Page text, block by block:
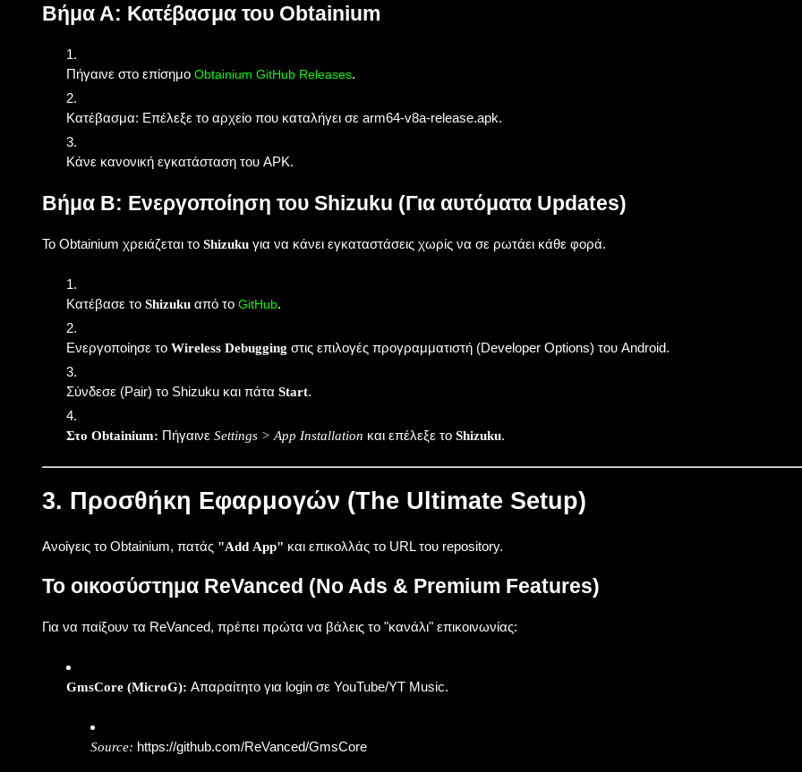
Βήμα Α: Κατέβασμα του Obtainium
Πήγαινε στο επίσημο Obtainium GitHub Releases.
Κατέβασμα: Επέλεξε το αρχείο που καταλήγει σε arm64-v8a-release.apk.
Κάνε κανονική εγκατάσταση του APK.
Βήμα Β: Ενεργοποίηση του Shizuku (Για αυτόματα Updates)
Το Obtainium χρειάζεται το Shizuku για να κάνει εγκαταστάσεις χωρίς να σε ρωτάει κάθε φορά.
Κατέβασε το Shizuku από το GitHub.
Ενεργοποίησε το Wireless Debugging στις επιλογές προγραμματιστή (Developer Options) του Android.
Σύνδεσε (Pair) το Shizuku και πάτα Start.
Στο Obtainium: Πήγαινε Settings > App Installation και επέλεξε το Shizuku.
3. Προσθήκη Εφαρμογών (The Ultimate Setup)
Ανοίγεις το Obtainium, πατάς "Add App" και επικολλάς το URL του repository.
Το οικοσύστημα ReVanced (No Ads & Premium Features)
Για να παίξουν τα ReVanced, πρέπει πρώτα να βάλεις το "κανάλι" επικοινωνίας:
GmsCore (MicroG): Απαραίτητο για login σε YouTube/YT Music.
Source: https://github.com/ReVanced/GmsCore